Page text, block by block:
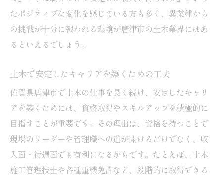
たポジティブな変化を感じている方も多く、異業種から
の挑戦が十分に報われる環境が唐津市の土木業界にはあ
るといえるでしょう。
土木で安定したキャリアを築くための工夫
佐賀県唐津市で土木の仕事を長く続け、安定したキャリ
アを築くためには、資格取得やスキルアップを積極的に
目指すことが重要です。その理由は、資格を持つことで
現場のリーダーや管理職への道が開けるだけでなく、収
入面・待遇面でも有利になるからです。たとえば、土木
施工管理技士や各種重機免許など、段階的に取得できる